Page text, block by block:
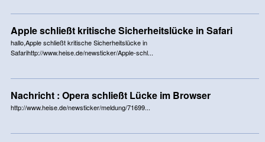
Apple schließt kritische Sicherheitslücke in Safari
hallo,Apple schließt kritische Sicherheitslücke in
Safarihttp://www.heise.de/newsticker/Apple-schl...
Nachricht : Opera schließt Lücke im Browser
http://www.heise.de/newsticker/meldung/71699...